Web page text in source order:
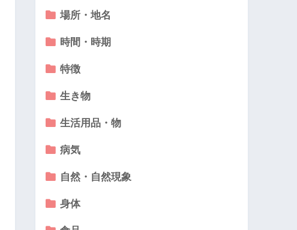
場所・地名
時間・時期
特徴
生き物
生活用品・物
病気
自然・自然現象
身体